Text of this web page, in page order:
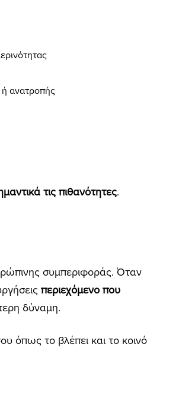
ή ανατροπής
τις πιθανότητες.
συμπεριφοράς. Όταν
περιεχόμενο που
δύναμη.
όπως το βλέπει και το κοινό